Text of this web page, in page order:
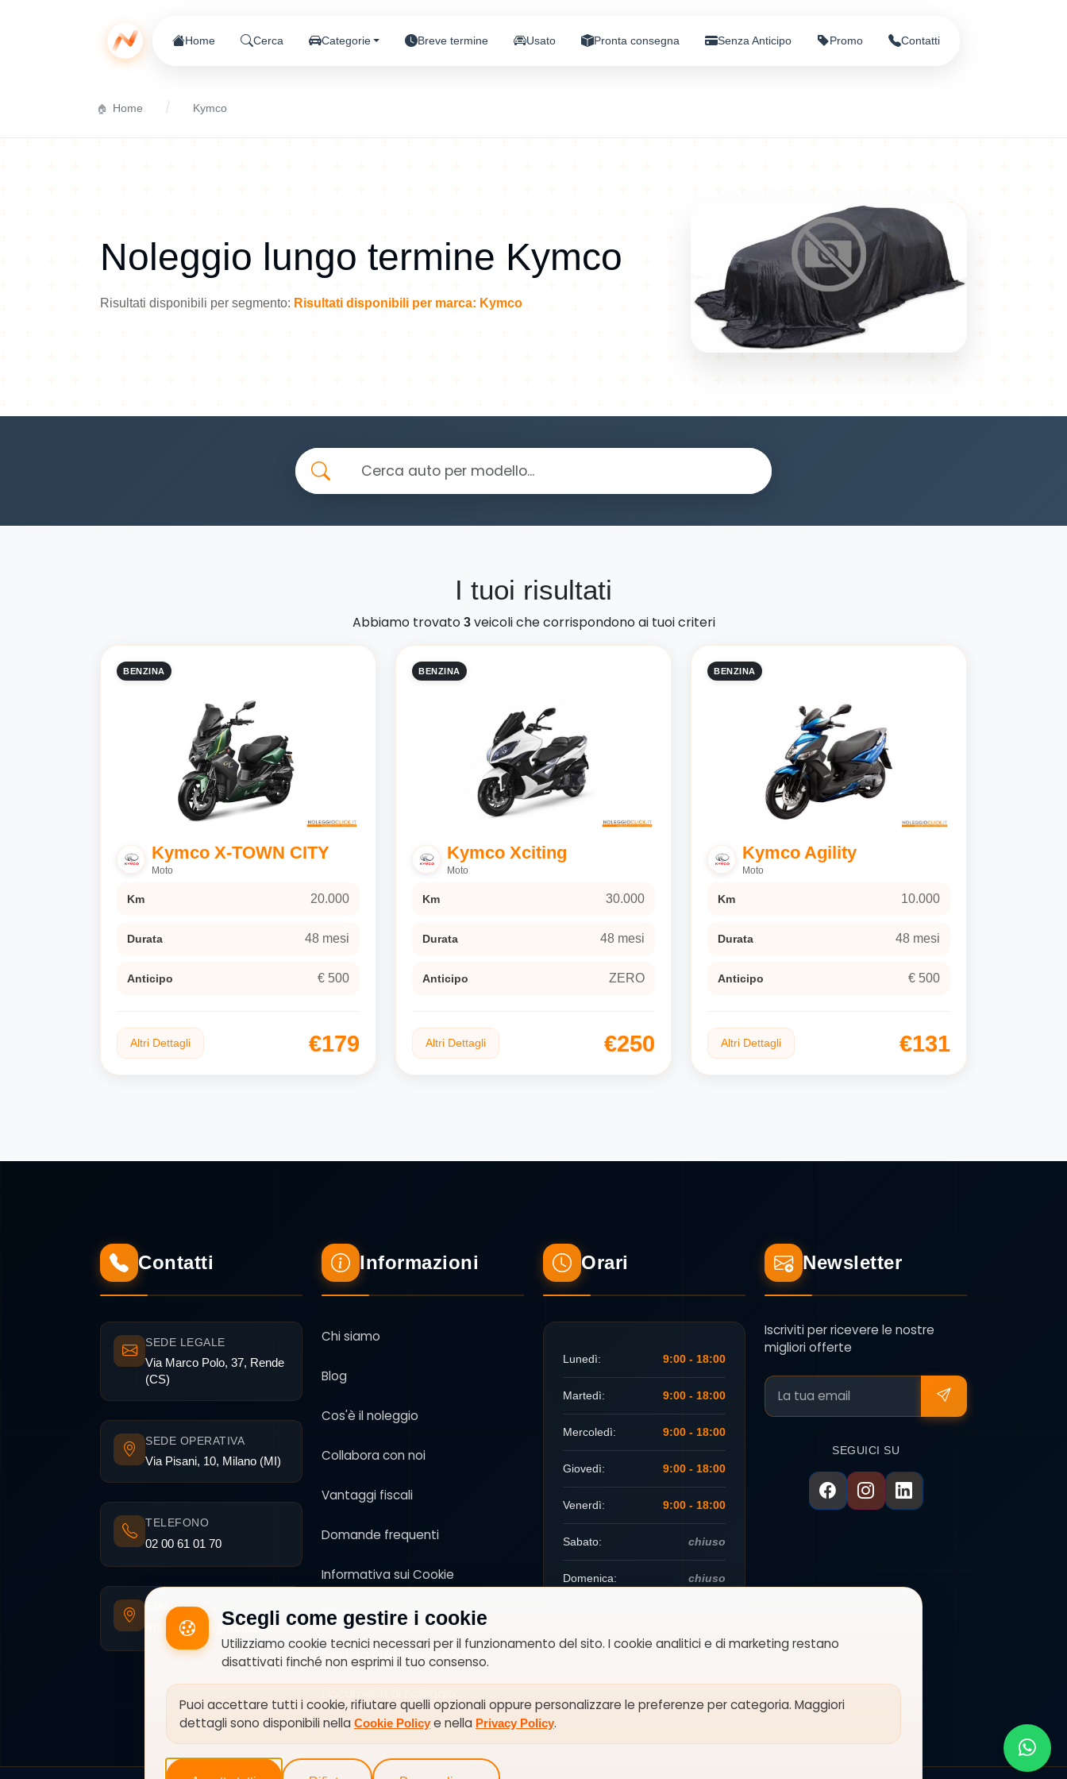
Home Cerca Categorie Breve termine Usato Pronta consegna Senza Anticipo Promo Contatti
Home Kymco
Noleggio lungo termine Kymco
Risultati disponibili per segmento: Risultati disponibili per marca: Kymco
I tuoi risultati
Abbiamo trovato 3veicoli che corrispondono ai tuoi criteri
BENZINA
Kymco X-TOWN CITY
Moto
Km 20.000
Durata 48 mesi
Anticipo € 500
Altri Dettagli €179
BENZINA
Kymco Xciting
Moto
Km 30.000
Durata 48 mesi
Anticipo ZERO
Altri Dettagli €250
BENZINA
Kymco Agility
Moto
Km 10.000
Durata 48 mesi
Anticipo € 500
Altri Dettagli €131
Scegli come gestire i cookie
Utilizziamo cookie tecnici necessari per il funzionamento del sito. I cookie analitici e di marketing restano
disattivati finché non esprimi il tuo consenso.
Puoi accettare tutti i cookie, rifiutare quelli opzionali oppure personalizzare le preferenze per categoria. Maggiori
dettagli sono disponibili nella Cookie Policy e nella Privacy Policy.
Contatti
SEDE LEGALE
Via Marco Polo, 37, Rende
(CS)
SEDE OPERATIVA
Via Pisani, 10, Milano (MI)
TELEFONO
02 00 61 01 70
EMAIL
info@noleggioclick.it
Informazioni
Chi siamo
Blog
Cos'è il noleggio
Collabora con noi
Vantaggi fiscali
Domande frequenti
Informativa sui Cookie
Privacy
Gestisci preferenze cookie
Orari
Lunedì: 9:00 - 18:00
Martedì: 9:00 - 18:00
Mercoledì: 9:00 - 18:00
Giovedì: 9:00 - 18:00
Venerdì: 9:00 - 18:00
Sabato: chiuso
Domenica: chiuso
Newsletter
Iscriviti per ricevere le nostre
migliori offerte
SEGUICI SU